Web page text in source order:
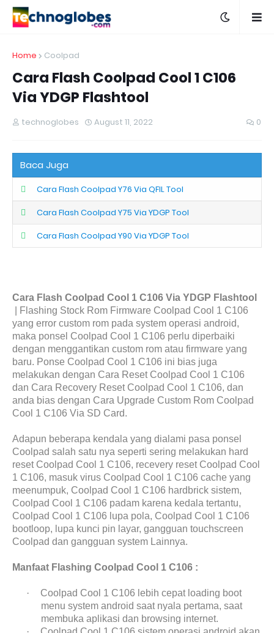
Home Coolpad
Cara Flash Coolpad Cool 1 C106
Via YDGP Flashtool
technoglobes August 11, 2022 0
Baca Juga
Cara Flash Coolpad Y76 Via QFIL Tool
Cara Flash Coolpad Y75 Via YDGP Tool
Cara Flash Coolpad Y90 Via YDGP Tool
Cara Flash Coolpad Cool 1 C106 Via YDGP Flashtool
| Flashing Stock Rom Firmware Coolpad Cool 1 C106
yang error custom rom pada system operasi android,
maka ponsel Coolpad Cool 1 C106 perlu diperbaiki
dengan menggantikan custom rom atau firmware yang
baru. Ponse Coolpad Cool 1 C106 ini bias juga
melakukan dengan Cara Reset Coolpad Cool 1 C106
dan Cara Recovery Reset Coolpad Cool 1 C106, dan
anda bias dengan Cara Upgrade Custom Rom Coolpad
Cool 1 C106 Via SD Card.
Adapun beberapa kendala yang dialami pasa ponsel
Coolpad salah satu nya seperti sering melakukan hard
reset Coolpad Cool 1 C106, recevery reset Coolpad Cool
1 C106, masuk virus Coolpad Cool 1 C106 cache yang
meenumpuk, Coolpad Cool 1 C106 hardbrick sistem,
Coolpad Cool 1 C106 padam karena kedala tertantu,
Coolpad Cool 1 C106 lupa pola, Coolpad Cool 1 C106
bootloop, lupa kunci pin layar, gangguan touchscreen
Coolpad dan gangguan system Lainnya.
Manfaat Flashing Coolpad Cool 1 C106 :
·
Coolpad Cool 1 C106 lebih cepat loading boot
menu system android saat nyala pertama, saat
membuka aplikasi dan browsing internet.